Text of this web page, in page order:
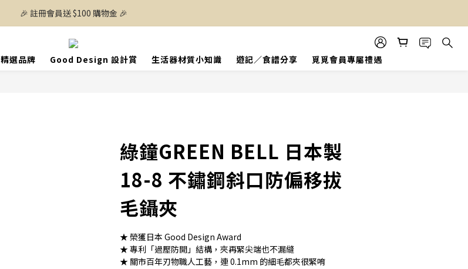
🎉 註冊會員送 $100 購物金 🎉
精選品牌 Good Design 設計賞 生活器材質小知識 遊記／食譜分享 覓覓會員專屬禮遇
綠鐘GREEN BELL 日本製
18-8 不鏽鋼斜口防偏移拔
毛鑷夾
★ 榮獲日本 Good Design Award
★ 專利「過壓防開」結構，夾再緊尖端也不漏縫
★ 關市百年刃物職人工藝，連 0.1mm 的細毛都夾很緊唷